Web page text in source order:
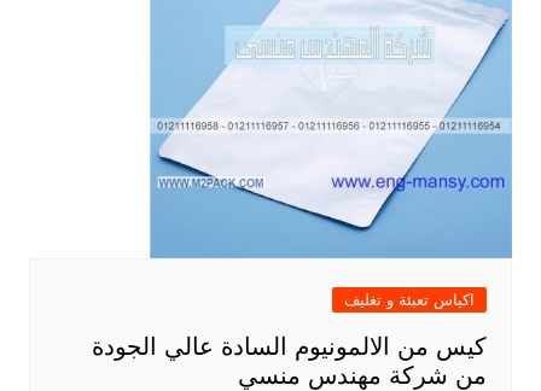
اكياس تعبئة و تغليف
كيس من الالمونيوم السادة عالي الجودة
من شركة مهندس منسي